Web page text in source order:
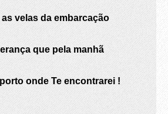
as velas da embarcação
que pela manhã
onde Te encontrarei !